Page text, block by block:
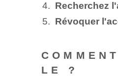
Recherchez
Révoquer
LE ?